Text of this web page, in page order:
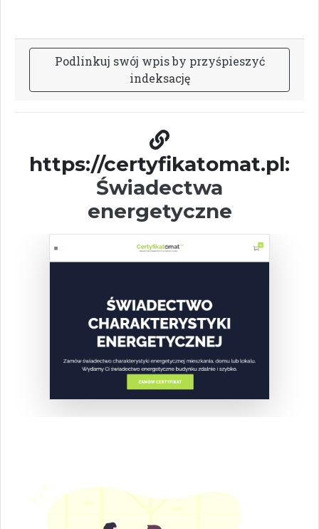
Podlinkuj swój wpisby przyśpieszyć
indeksację
https://certyfikatomat.pl:
Świadectwa
energetyczne